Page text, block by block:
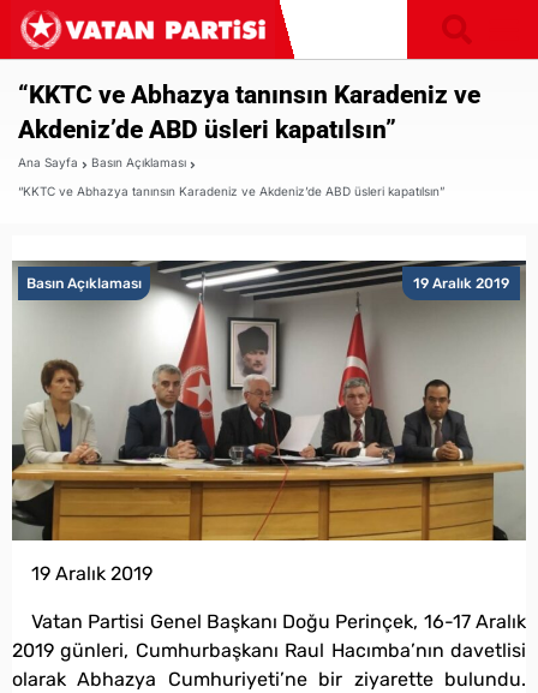
“KKTC ve Abhazya tanınsın Karadeniz ve
Akdeniz’de ABD üsleri kapatılsın”
Ana Sayfa
Basın Açıklaması
“KKTC ve Abhazya tanınsın Karadeniz ve Akdeniz’de ABD üsleri kapatılsın”
19 Aralık 2019
Basın Açıklaması
19 Aralık 2019
Vatan Partisi Genel Başkanı Doğu Perinçek, 16-17 Aralık
2019 günleri, Cumhurbaşkanı Raul Hacımba’nın davetlisi
olarak Abhazya Cumhuriyeti’ne bir ziyarette bulundu.